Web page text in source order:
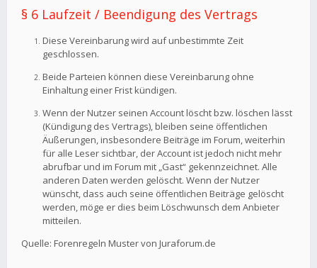
§ 6 Laufzeit / Beendigung des Vertrags
Diese Vereinbarung wird auf unbestimmte Zeit
geschlossen.
Beide Parteien können diese Vereinbarung ohne
Einhaltung einer Frist kündigen.
Wenn der Nutzer seinen Account löscht bzw. löschen lässt
(Kündigung des Vertrags), bleiben seine öffentlichen
Äußerungen, insbesondere Beiträge im Forum, weiterhin
für alle Leser sichtbar, der Account ist jedoch nicht mehr
abrufbar und im Forum mit „Gast“ gekennzeichnet. Alle
anderen Daten werden gelöscht. Wenn der Nutzer
wünscht, dass auch seine öffentlichen Beiträge gelöscht
werden, möge er dies beim Löschwunsch dem Anbieter
mitteilen.
Quelle: Forenregeln Muster von Juraforum.de